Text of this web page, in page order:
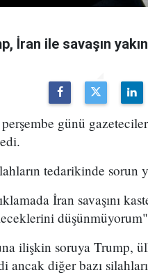
İran ile savaşın
günü
tedarikinde sorun
İran savaşını
ilişkin soruya Trump,
diğer bazı